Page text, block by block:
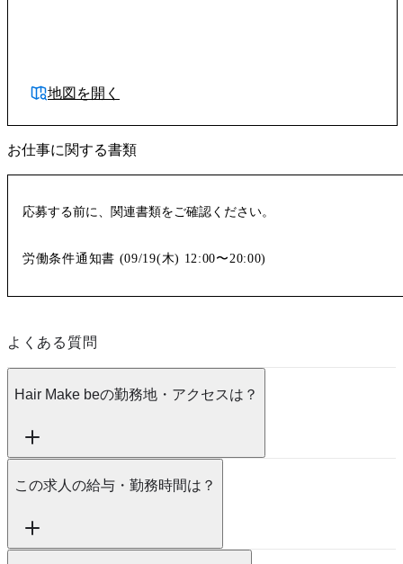
地図を開く
お仕事に関する書類
応募する前に、関連書類をご確認ください。
労働条件通知書 (09/19(木) 12:00〜20:00)
よくある質問
Hair Make beの勤務地・アクセスは？
この求人の給与・勤務時間は？